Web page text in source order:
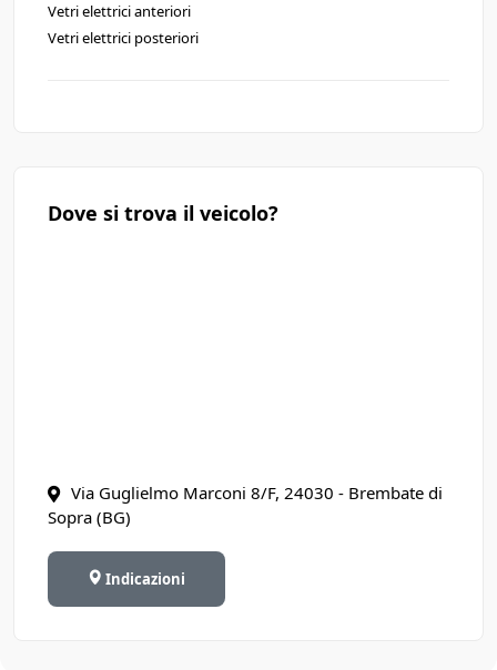
Vetri elettrici anteriori
Vetri elettrici posteriori
Dove si trova il veicolo?
Via Guglielmo Marconi 8/F, 24030 - Brembate di
Sopra (BG)
Indicazioni